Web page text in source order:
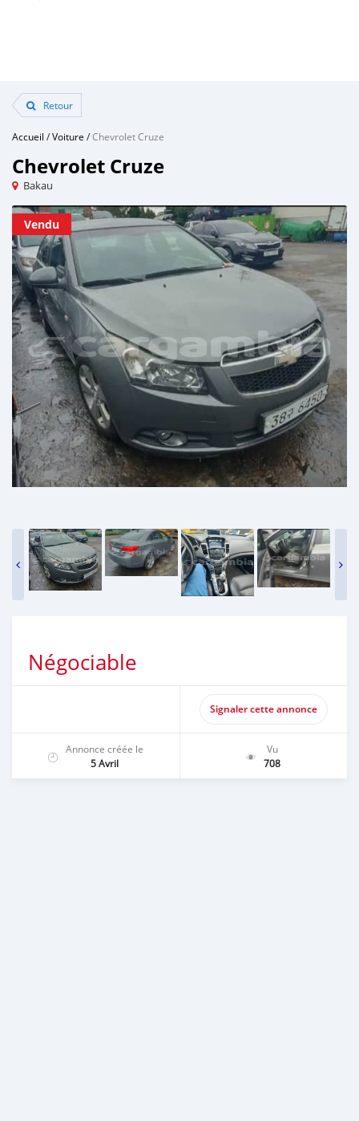
Retour
Accueil /Voiture /Chevrolet Cruze
Chevrolet Cruze
Bakau
Vendu
Vendu
Vendu
Vendu
Vendu
Négociable
Signaler cette annonce
Annonce créée le
5 Avril
Vu
708